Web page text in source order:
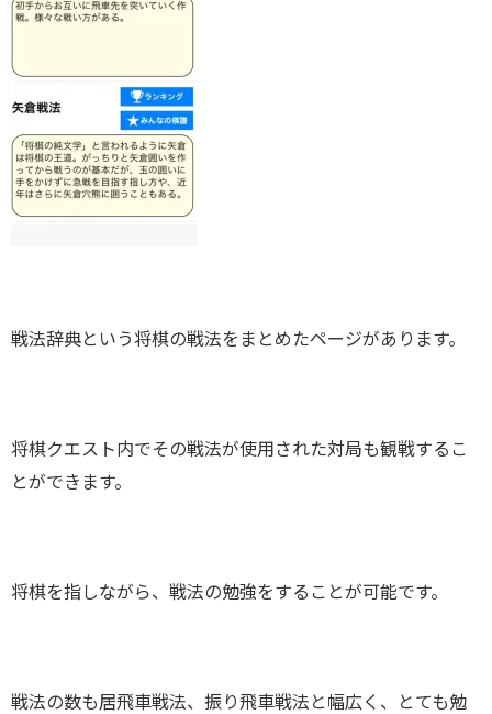
戦法辞典という将棋の戦法をまとめたページがあります。
将棋クエスト内でその戦法が使用された対局も観戦するこ
とができます。
将棋を指しながら、戦法の勉強をすることが可能です。
戦法の数も居飛車戦法、振り飛車戦法と幅広く、とても勉